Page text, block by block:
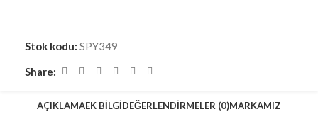
Stok kodu: SPY349
Share:
AÇIKLAMAEK BILGIDEĞERLENDIRMELER (0)MARKAMIZ